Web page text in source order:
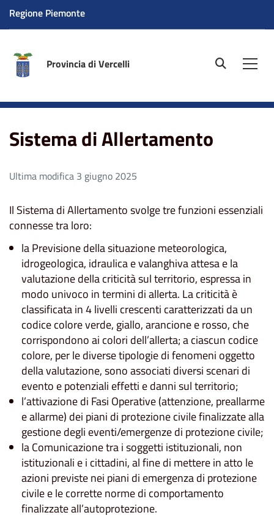
Regione Piemonte
Provincia di Vercelli site.searc
Sistema di Allertamento
Ultima modifica 3 giugno 2025
Il Sistema di Allertamento svolge tre funzioni essenziali
connesse tra loro:
la Previsione della situazione meteorologica,
idrogeologica, idraulica e valanghiva attesa e la
valutazione della criticità sul territorio, espressa in
modo univoco in termini di allerta. La criticità è
classificata in 4 livelli crescenti caratterizzati da un
codice colore verde, giallo, arancione e rosso, che
corrispondono ai colori dell’allerta; a ciascun codice
colore, per le diverse tipologie di fenomeni oggetto
della valutazione, sono associati diversi scenari di
evento e potenziali effetti e danni sul territorio;
l’attivazione di Fasi Operative (attenzione, preallarme
e allarme) dei piani di protezione civile finalizzate alla
gestione degli eventi/emergenze di protezione civile;
la Comunicazione tra i soggetti istituzionali, non
istituzionali e i cittadini, al fine di mettere in atto le
azioni previste nei piani di emergenza di protezione
civile e le corrette norme di comportamento
finalizzate all’autoprotezione.